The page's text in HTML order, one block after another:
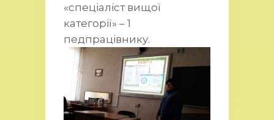
«спеціаліст вищої
категорії» – 1
педпрацівнику.